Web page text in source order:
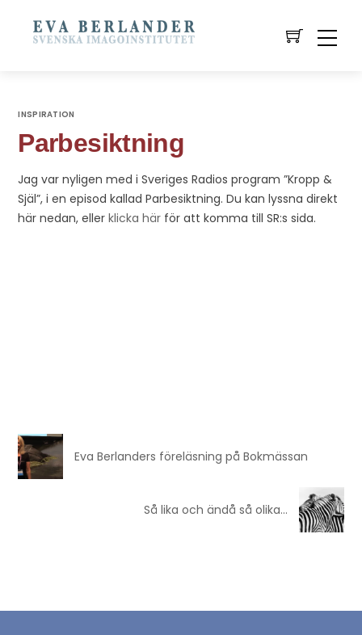
INSPIRATION
Parbesiktning
Jag var nyligen med i Sveriges Radios program ”Kropp &
Själ”, i en episod kallad Parbesiktning. Du kan lyssna direkt
här nedan, ellerklicka här för att komma till SR:s sida.
Eva Berlanders föreläsning på Bokmässan
Så lika och ändå så olika…